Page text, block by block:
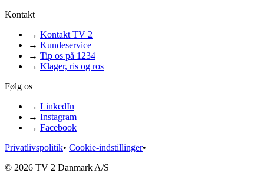
Kontakt
→ Kontakt TV 2
→ Kundeservice
→ Tip os på 1234
→ Klager, ris og ros
Følg os
→ LinkedIn
→ Instagram
→ Facebook
Privatlivspolitik• Cookie-indstillinger•
© 2026 TV 2 Danmark A/S